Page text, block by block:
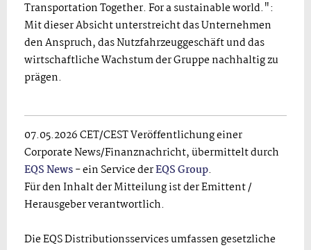
Transportation Together. For a sustainable world.":
Mit dieser Absicht unterstreicht das Unternehmen
den Anspruch, das Nutzfahrzeuggeschäft und das
wirtschaftliche Wachstum der Gruppe nachhaltig zu
prägen.
07.05.2026 CET/CEST Veröffentlichung einer
Corporate News/Finanznachricht, übermittelt durch
EQS News- ein Service derEQS Group.
Für den Inhalt der Mitteilung ist der Emittent /
Herausgeber verantwortlich.
Die EQS Distributionsservices umfassen gesetzliche